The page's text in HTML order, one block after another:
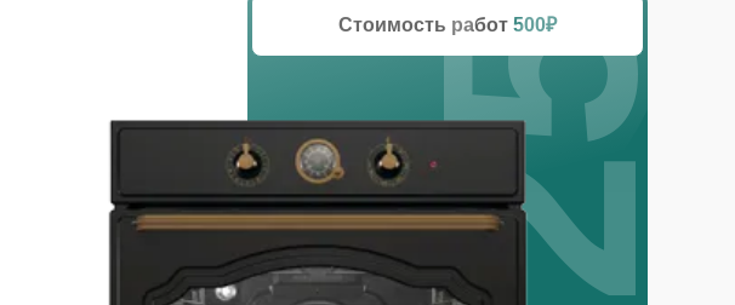
Стоимость работ 500₽